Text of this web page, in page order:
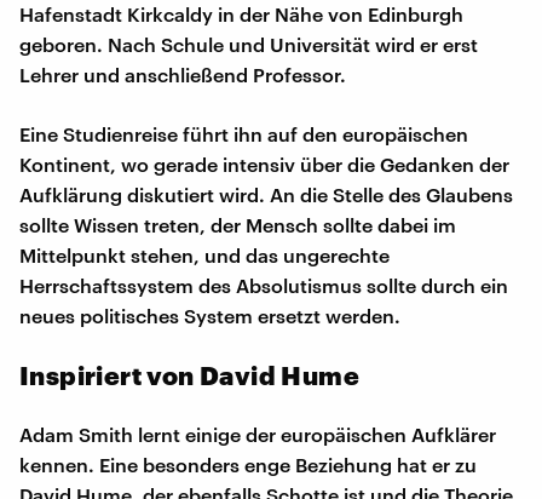
Hafenstadt Kirkcaldy in der Nähe von Edinburgh
geboren. Nach Schule und Universität wird er erst
Lehrer und anschließend Professor.
Eine Studienreise führt ihn auf den europäischen
Kontinent, wo gerade intensiv über die Gedanken der
Aufklärung diskutiert wird. An die Stelle des Glaubens
sollte Wissen treten, der Mensch sollte dabei im
Mittelpunkt stehen, und das ungerechte
Herrschaftssystem des Absolutismus sollte durch ein
neues politisches System ersetzt werden.
Inspiriert von David Hume
Adam Smith lernt einige der europäischen Aufklärer
kennen. Eine besonders enge Beziehung hat er zu